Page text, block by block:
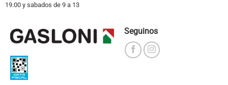
19.00 y sabados de 9 a 13
Seguinos